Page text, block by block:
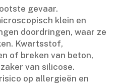
gevaar.​
klein en
doordringen, waar ze
Kwartsstof,
of breken van beton,
van silicose.​
op allergieën en